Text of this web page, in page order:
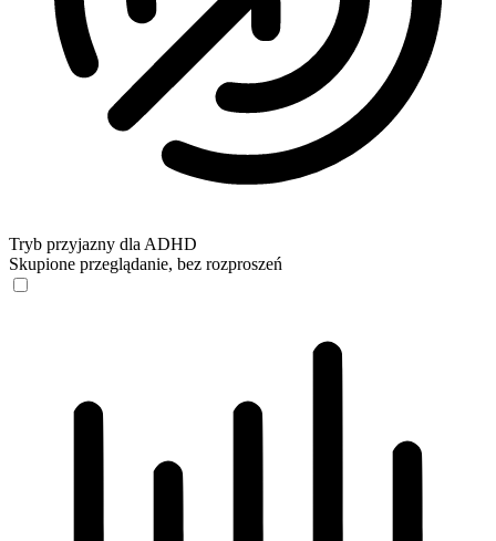
Tryb przyjazny dla ADHD
Skupione przeglądanie, bez rozproszeń